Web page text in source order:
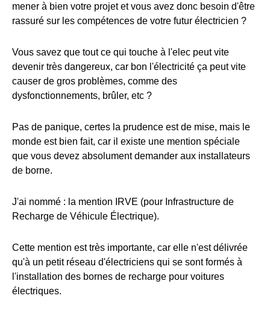
mener à bien votre projet et vous avez donc besoin d'être
rassuré sur les compétences de votre futur électricien ?
Vous savez que tout ce qui touche à l'elec peut vite
devenir très dangereux, car bon l'électricité ça peut vite
causer de gros problèmes, comme des
dysfonctionnements, brûler, etc ?
Pas de panique, certes la prudence est de mise, mais le
monde est bien fait, car il existe une mention spéciale
que vous devez absolument demander aux installateurs
de borne.
J'ai nommé : la mention IRVE (pour Infrastructure de
Recharge de Véhicule Électrique).
Cette mention est très importante, car elle n'est délivrée
qu'à un petit réseau d'électriciens qui se sont formés à
l'installation des bornes de recharge pour voitures
électriques.